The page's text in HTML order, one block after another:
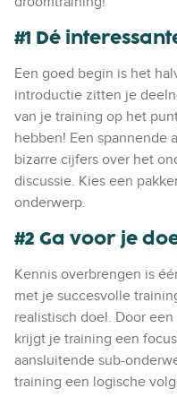
#1 Dé
Een goed begin is het
introductie zitten je
van je training op het
hebben! Een spannende
bizarre cijfers over het
discussie. Kies een
onderwerp.
#2 Ga voor je
Kennis overbrengen is
met je succesvolle
realistisch doel. Door
krijgt je training een
aansluitende sub-
training een logische